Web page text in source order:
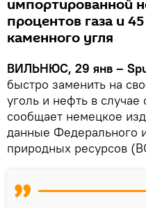
импортированной
процентов газа и
каменного угля
ВИЛЬНЮС, 29 янв –
быстро заменить на
уголь и нефть в случае
сообщает немецкое
данные Федерального
природных ресурсов